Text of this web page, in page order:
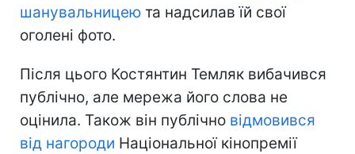
шанувальницею та надсилав їй свої
оголені фото.
Після цього Костянтин Темляк вибачився
публічно, але мережа його слова не
оцінила. Також він публічно відмовився
від нагороди Національної кінопремії